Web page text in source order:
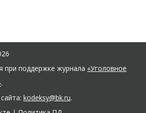
при поддержке журнала «Уголовное
.
kodeksy@bk.ru.